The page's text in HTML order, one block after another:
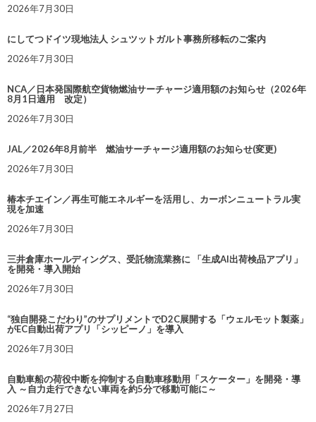
2026年7月30日
にしてつドイツ現地法人 シュツットガルト事務所移転のご案内
2026年7月30日
NCA／日本発国際航空貨物燃油サーチャージ適用額のお知らせ（2026年
8月1日適用 改定）
2026年7月30日
JAL／2026年8月前半 燃油サーチャージ適用額のお知らせ(変更)
2026年7月30日
椿本チエイン／再生可能エネルギーを活用し、カーボンニュートラル実
現を加速
2026年7月30日
三井倉庫ホールディングス、受託物流業務に 「生成AI出荷検品アプリ」
を開発・導入開始
2026年7月30日
“独自開発こだわり”のサプリメントでD2C展開する「ウェルモット製薬」
がEC自動出荷アプリ「シッピーノ」を導入
2026年7月30日
自動車船の荷役中断を抑制する自動車移動用「スケーター」を開発・導
入 ～自力走行できない車両を約5分で移動可能に～
2026年7月27日